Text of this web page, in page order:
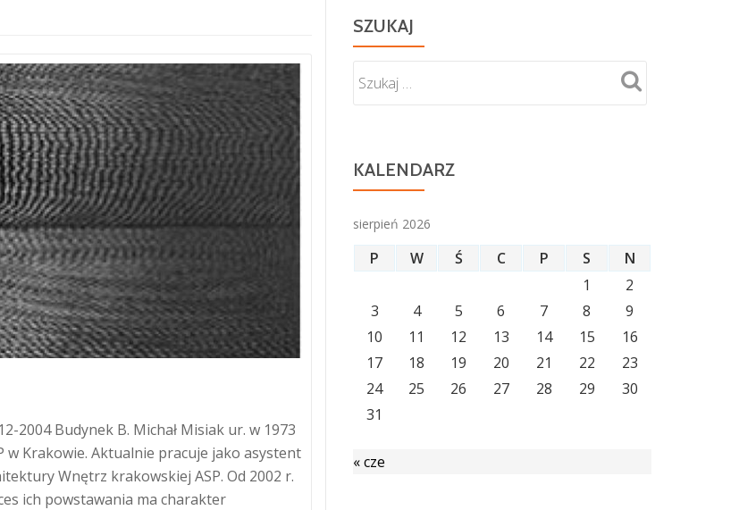
2004 Budynek B. Michał Misiak ur. w 1973
w Krakowie. Aktualnie pracuje jako asystent
Wnętrz krakowskiej ASP. Od 2002 r.
ich powstawania ma charakter
SZUKAJ
KALENDARZ
sierpień 2026
P W Ś C P S
N
1
2
3
4 5 6 7 8
9
10
11 12 13 14 15
16
17
18 19 20 21 22
23
24
25 26 27 28 29
30
31
« cze